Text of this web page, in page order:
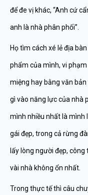
để đe vị khác, “Anh cứ
anh là nhà phân phối”.
Họ tìm cách xé lẻ địa
phẩm của mình, vi
miệng hay bằng văn
gì vào năng lực của nhà
mình nhiều nhất là mình
gái đẹp, trong cả rừng
lấy lòng người đẹp,
vài nhà không ổn nhất.
Trong thực tế thì câu